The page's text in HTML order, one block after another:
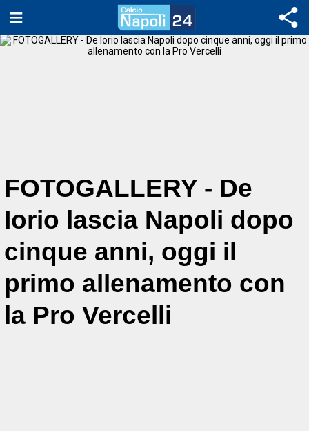
FOTOGALLERY - De
Iorio lascia Napoli dopo
cinque anni, oggi il
primo allenamento con
la Pro Vercelli